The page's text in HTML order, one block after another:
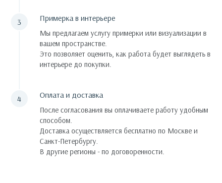
Примерка в интерьере
Мы предлагаем услугу примерки или визуализации в
вашем пространстве.
Это позволяет оценить, как работа будет выглядеть в
интерьере до покупки.
Оплата и доставка
После согласования вы оплачиваете работу удобным
способом.
Доставка осуществляется бесплатно по Москве и
Санкт-Петербургу.
В другие регионы - по договоренности.